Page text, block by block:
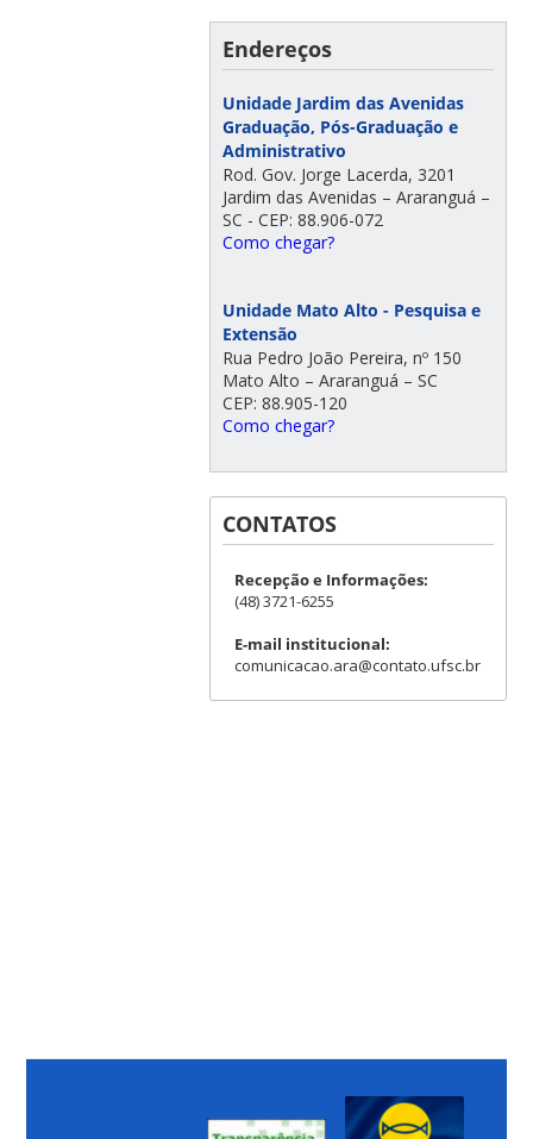
Endereços
Unidade Jardim das Avenidas
Graduação, Pós-Graduação e
Administrativo
Rod. Gov. Jorge Lacerda, 3201
Jardim das Avenidas – Araranguá –
SC - CEP: 88.906-072
Como chegar?
Unidade Mato Alto - Pesquisa e
Extensão
Rua Pedro João Pereira, nº 150
Mato Alto – Araranguá – SC
CEP: 88.905-120
Como chegar?
CONTATOS
Recepção e Informações:
(48) 3721-6255
E-mail institucional:
comunicacao.ara@contato.ufsc.br